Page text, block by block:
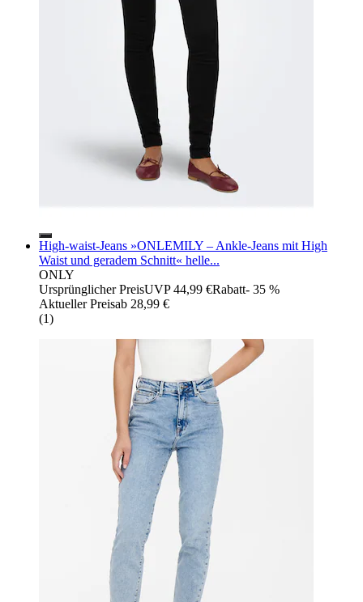
High-waist-Jeans »ONLEMILY – Ankle-Jeans mit High
Waist und geradem Schnitt« helle...
ONLY
Ursprünglicher PreisUVP 44,99 €Rabatt- 35 %
Aktueller Preisab 28,99 €
(1)